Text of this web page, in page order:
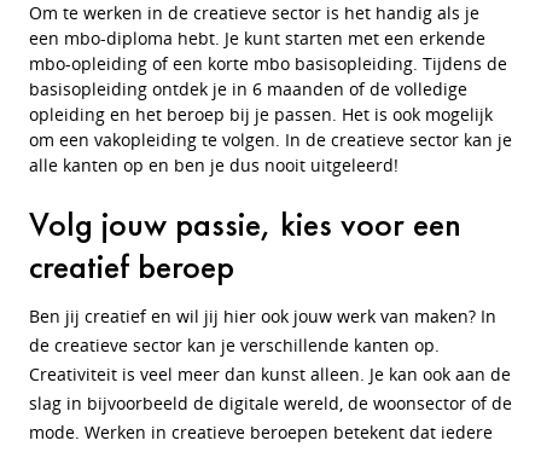
Om te werken in de creatieve sector is het handig als je
een mbo-diploma hebt. Je kunt starten met een erkende
mbo-opleiding of een korte mbo basisopleiding. Tijdens de
basisopleiding ontdek je in 6 maanden of de volledige
opleiding en het beroep bij je passen. Het is ook mogelijk
om een vakopleiding te volgen. In de creatieve sector kan je
alle kanten op en ben je dus nooit uitgeleerd!
Volg jouw passie, kies voor een
creatief beroep
Ben jij creatief en wil jij hier ook jouw werk van maken? In
de creatieve sector kan je verschillende kanten op.
Creativiteit is veel meer dan kunst alleen. Je kan ook aan de
slag in bijvoorbeeld de digitale wereld, de woonsector of de
mode. Werken in creatieve beroepen betekent dat iedere